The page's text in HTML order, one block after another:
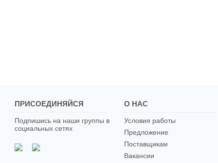
ПРИСОЕДИНЯЙСЯ
Подпишись на наши группы в
социальных сетях
О НАС
Условия работы
Предложение
Поставщикам
Вакансии